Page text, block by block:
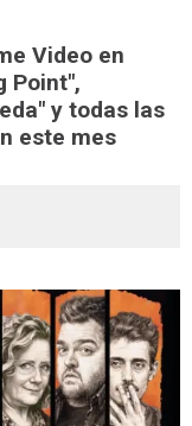
Video en
Point",
y todas las
este mes